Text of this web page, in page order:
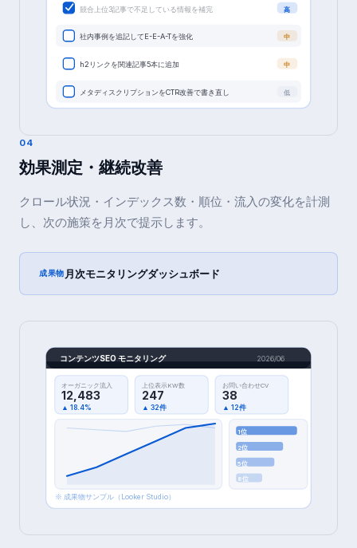
競合上位3記事で不足している情報を補完 高
社内事例を追記してE-E-A-Tを強化 中
h2リンクを関連記事5本に追加 中
メタディスクリプションをCTR改善で書き直し 低
04
効果測定・継続改善
クロール状況・インデックス数・順位・流入の変化を計測
し、次の施策を月次で提示します。
成果物 月次モニタリングダッシュボード
コンテンツSEO モニタリング 2026/06
オーガニック流入
12,483
▲ 18.4%
上位表示KW数
247
▲ 32件
お問い合わせCV
38
▲ 12件
1位
2位
5位
8位
※ 成果物サンプル（Looker Studio）